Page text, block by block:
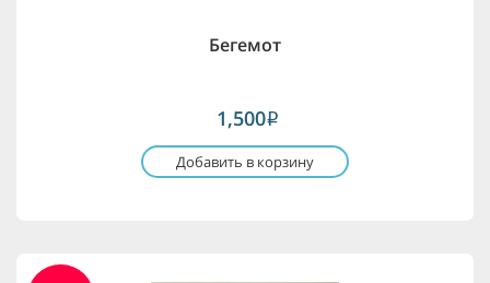
Бегемот
1,500i
Добавить в корзину